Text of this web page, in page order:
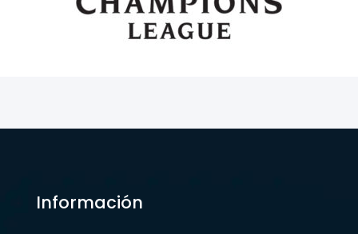
Información